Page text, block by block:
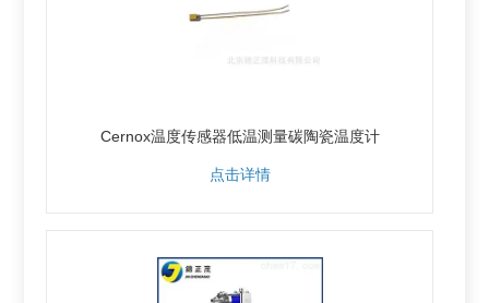
Cernox温度传感器低温测量碳陶瓷温度计
点击详情